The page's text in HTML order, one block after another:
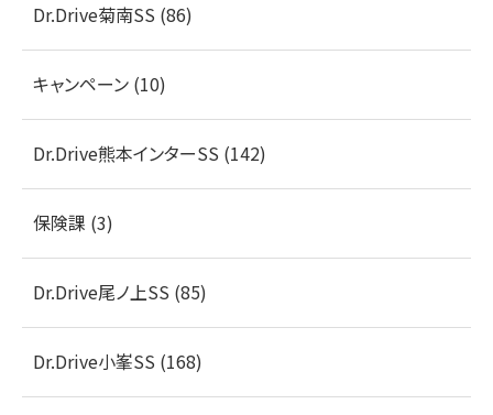
Dr.Drive菊南SS (86)
キャンペーン (10)
Dr.Drive熊本インターSS (142)
保険課 (3)
Dr.Drive尾ノ上SS (85)
Dr.Drive小峯SS (168)